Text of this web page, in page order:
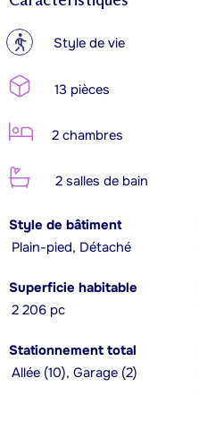
? Style de vie
13 pièces
2 chambres
2 salles de bain
Style de bâtiment
Plain-pied, Détaché
Superficie habitable
2 206 pc
Stationnement total
Allée (10), Garage (2)